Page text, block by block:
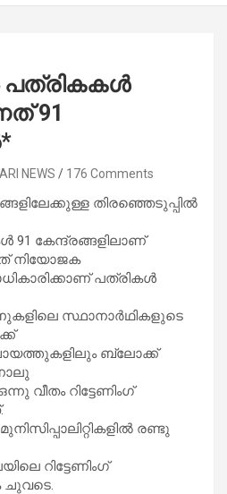
പത്രികകള്‍
91
NEWS 176 Comments
തിരഞ്ഞെടുപ്പില്‍
91 കേന്ദ്രങ്ങളിലാണ്
നിയോജക
പത്രികള്‍
സ്ഥാനാര്‍ഥികളുടെ
ബ്ലോക്ക്
വീതം റിട്ടേണിംഗ്
രണ്ടു
റിട്ടേണിംഗ്
ചുവടെ.